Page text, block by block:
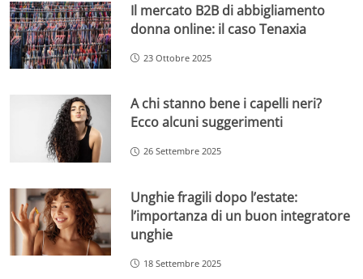
Il mercato B2B di abbigliamento
donna online: il caso Tenaxia
23 Ottobre 2025
A chi stanno bene i capelli neri?
Ecco alcuni suggerimenti
26 Settembre 2025
Unghie fragili dopo l’estate:
l’importanza di un buon integratore
unghie
18 Settembre 2025